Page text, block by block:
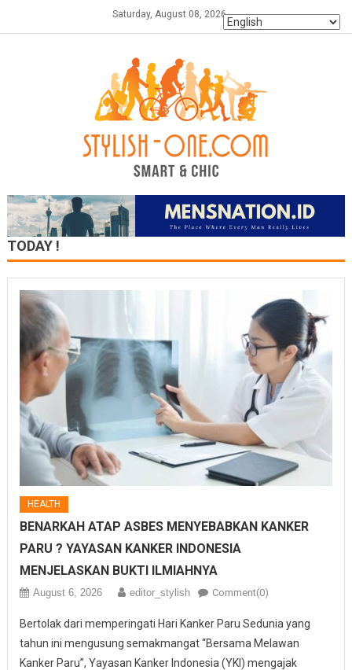
Saturday, August 08, 2026
TODAY !
HEALTH
BENARKAH ATAP ASBES MENYEBABKAN KANKER
PARU ? YAYASAN KANKER INDONESIA
MENJELASKAN BUKTI ILMIAHNYA
August 6, 2026 editor_stylish Comment(0)
Bertolak dari memperingati Hari Kanker Paru Sedunia yang
tahun ini mengusung semakmangat “Bersama Melawan
Kanker Paru”, Yayasan Kanker Indonesia (YKI) mengajak